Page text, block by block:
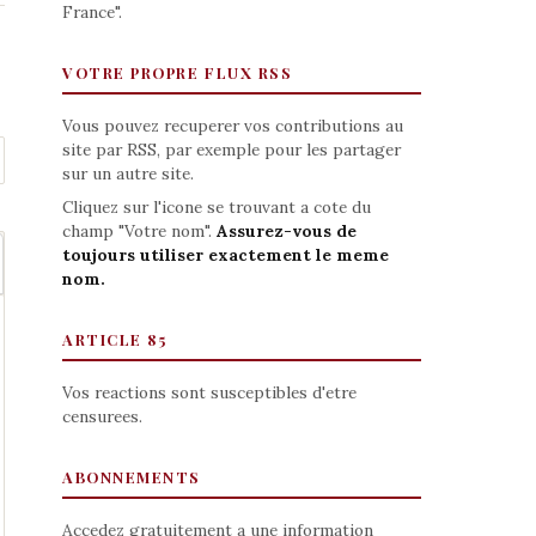
France".
VOTRE PROPRE FLUX RSS
Vous pouvez recuperer vos contributions au
site par RSS, par exemple pour les partager
sur un autre site.
Cliquez sur l'icone se trouvant a cote du
champ "Votre nom". Assurez-vous de
toujours utiliser exactement le meme
nom.
ARTICLE 85
Vos reactions sont susceptibles d'etre
censurees.
ABONNEMENTS
Accedez gratuitement a une information